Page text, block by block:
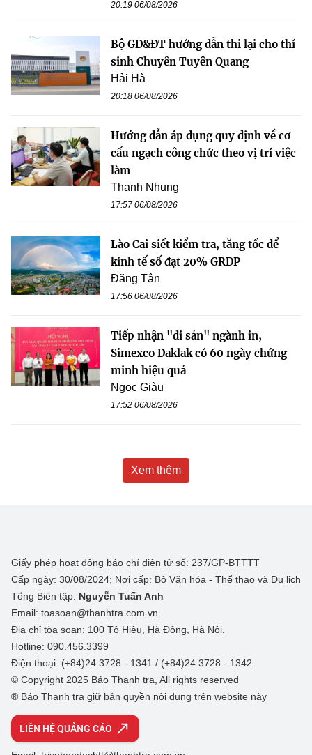
20:19 06/08/2026
Bộ GD&ĐT hướng dẫn thi lại cho thí
sinh Chuyên Tuyên Quang
Hải Hà
20:18 06/08/2026
Hướng dẫn áp dụng quy định về cơ
cấu ngạch công chức theo vị trí việc
làm
Thanh Nhung
17:57 06/08/2026
Lào Cai siết kiểm tra, tăng tốc để
kinh tế số đạt 20% GRDP
Đăng Tân
17:56 06/08/2026
Tiếp nhận "di sản" ngành in,
Simexco Daklak có 60 ngày chứng
minh hiệu quả
Ngọc Giàu
17:52 06/08/2026
Xem thêm
Giấy phép hoạt động báo chí điện tử số: 237/GP-BTTTT
Cấp ngày: 30/08/2024; Nơi cấp: Bộ Văn hóa - Thể thao và Du lịch
Tổng Biên tập: Nguyễn Tuấn Anh
Email: toasoan@thanhtra.com.vn
Địa chỉ tòa soạn: 100 Tô Hiệu, Hà Đông, Hà Nội.
Hotline: 090.456.3399
Điện thoại: (+84)24 3728 - 1341 / (+84)24 3728 - 1342
© Copyright 2025 Báo Thanh tra, All rights reserved
® Báo Thanh tra giữ bản quyền nội dung trên website này
LIÊN HỆ QUẢNG CÁO